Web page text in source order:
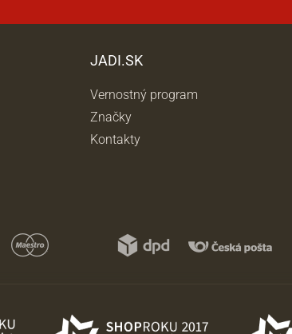
JADI.SK
Vernostný program
Značky
Kontakty